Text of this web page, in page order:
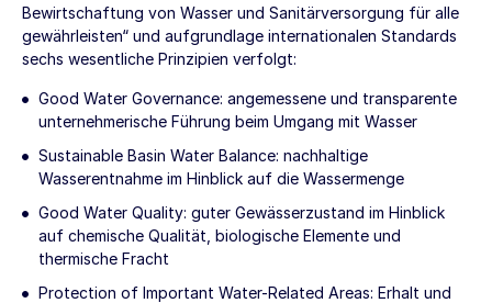
Bewirtschaftung von Wasser und Sanitärversorgung für alle
gewährleisten“ und aufgrundlage internationalen Standards
sechs wesentliche Prinzipien verfolgt:
Good Water Governance: angemessene und transparente
unternehmerische Führung beim Umgang mit Wasser
Sustainable Basin Water Balance: nachhaltige
Wasserentnahme im Hinblick auf die Wassermenge
Good Water Quality: guter Gewässerzustand im Hinblick
auf chemische Qualität, biologische Elemente und
thermische Fracht
Protection of Important Water-Related Areas: Erhalt und